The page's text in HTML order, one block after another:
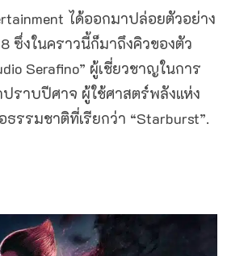
ได้ออกมาปล่อยตัวอย่าง
8 ซึ่งในคราวนี้ก็มาถึงคิวของตัว
Serafino” ผู้เชี่ยวชาญในการ
ราบปีศาจ ผู้ใช้ศาสตร์พลังแห่ง
ธรรมชาติที่เรียกว่า “Starburst”.